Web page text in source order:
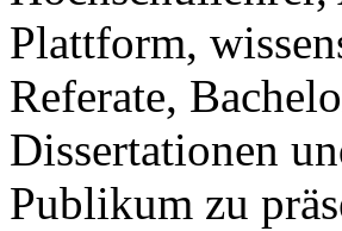
Plattform,
Referate,
Dissertationen
Publikum zu